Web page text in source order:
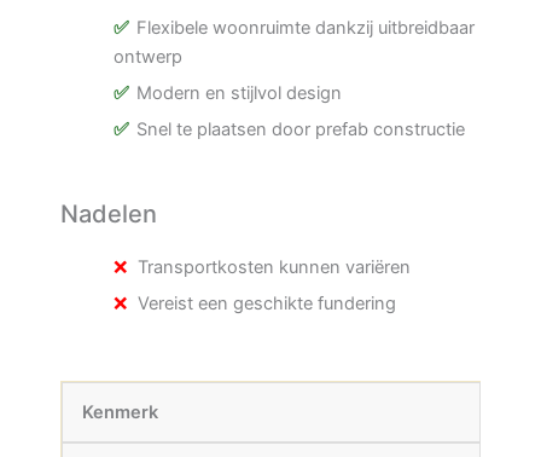
Flexibele woonruimte dankzij uitbreidbaar
ontwerp
Modern en stijlvol design
Snel te plaatsen door prefab constructie
Nadelen
Transportkosten kunnen variëren
Vereist een geschikte fundering
Kenmerk